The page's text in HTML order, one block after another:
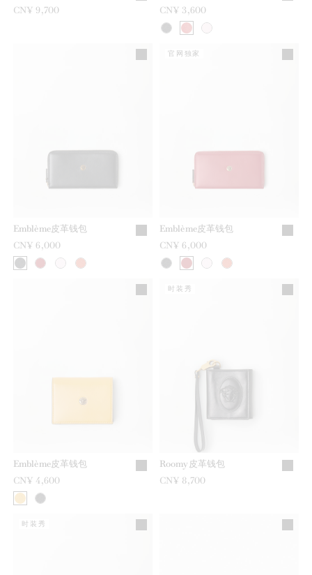
CN¥ 9,700
CN¥ 3,600
Emblème皮革钱包
CN¥ 6,000
Emblème皮革钱包
CN¥ 6,000
官网独家
Emblème皮革钱包
CN¥ 4,600
Roomy皮革钱包
CN¥ 8,700
时装秀
时装秀